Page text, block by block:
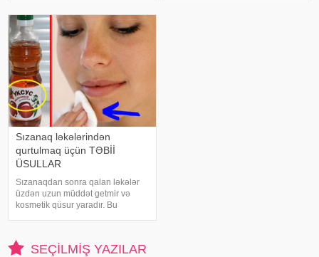
təsirli olmasına kömək edir. İlk
növbədə
Sızanaq ləkələrindən
qurtulmaq üçün TƏBİİ
ÜSULLAR
Sızanaqdan sonra qalan ləkələr
üzdən uzun müddət getmir və
kosmetik qüsur yaradır. Bu
Xiyar hamar dəriyə sahib olmaq
üçün ən rahat vasitələrdən biridir
SEÇILMIŞ YAZILAR